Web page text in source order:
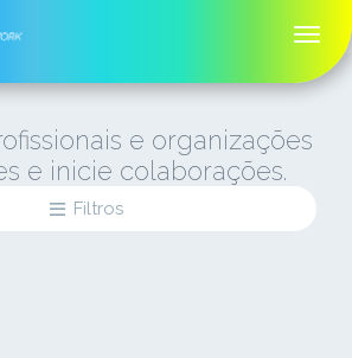
e organizações
e inicie colaborações.
Filtros